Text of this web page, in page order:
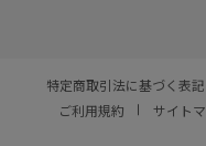
特定商取引法に基づく表記
ご利用規約
サイト